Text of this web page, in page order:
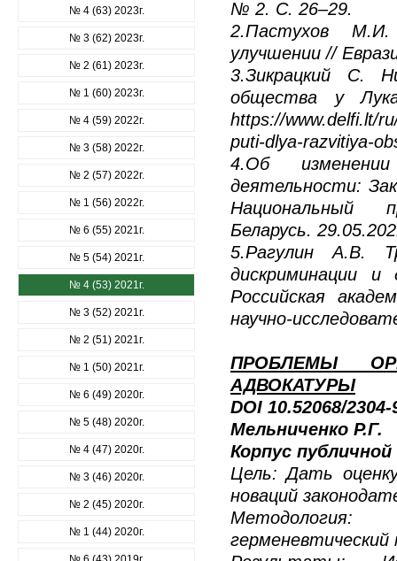
№ 4 (63) 2023г.
№ 3 (62) 2023г.
№ 2 (61) 2023г.
№ 1 (60) 2023г.
№ 4 (59) 2022г.
№ 3 (58) 2022г.
№ 2 (57) 2022г.
№ 1 (56) 2022г.
№ 6 (55) 2021г.
№ 5 (54) 2021г.
№ 4 (53) 2021г.
№ 3 (52) 2021г.
№ 2 (51) 2021г.
№ 1 (50) 2021г.
№ 6 (49) 2020г.
№ 5 (48) 2020г.
№ 4 (47) 2020г.
№ 3 (46) 2020г.
№ 2 (45) 2020г.
№ 1 (44) 2020г.
№ 2. С. 26–29.
2.Пастухов М.И.
улучшении //
3.Зикрацкий С.
общества у
https://www.delfi.lt/
puti-dlya-razvitiya-
4.Об
деятельности:
Национальный
Беларусь.
5.Рагулин А.В.
дискриминации и
Российская
научно-
ПРОБЛЕМЫ
АДВОКАТУРЫ
DOI 10.52068/
Мельниченко Р.Г.
Корпус
Цель: Дать
новаций
Методология: